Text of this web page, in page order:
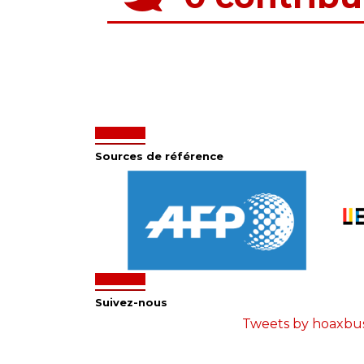
Sources de référence
Suivez-nous
Tweets by